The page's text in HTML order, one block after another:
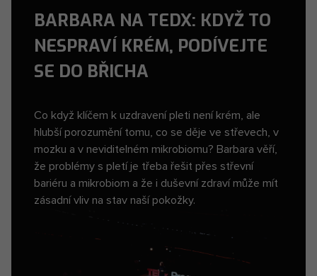
BARBARA NA TEDX: KDYŽ TO
NESPRAVÍ KRÉM, PODÍVEJTE
SE DO BŘICHA
Co když klíčem k uzdravení pleti není krém, ale
hlubší porozumění tomu, co se děje ve střevech, v
mozku a v neviditelném mikrobiomu? Barbara věří,
že problémy s pletí je třeba řešit přes střevní
bariéru a mikrobiom a že i duševní zdraví může mít
zásadní vliv na stav naší pokožky.